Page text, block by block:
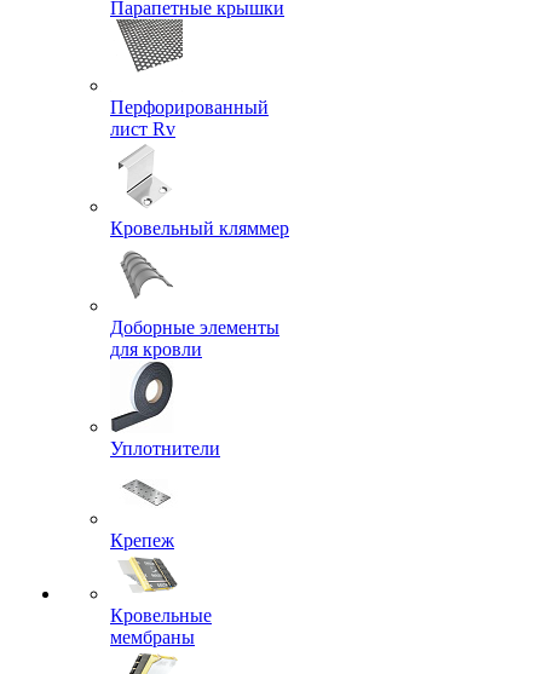
Парапетные крышки
Перфорированный
лист Rv
Кровельный кляммер
Доборные элементы
для кровли
Уплотнители
Крепеж
Кровельные
мембраны